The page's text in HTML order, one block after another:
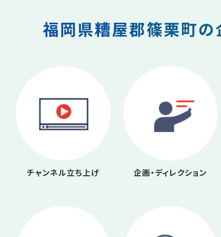
福岡県糟屋郡篠栗町の
チャンネル立ち上げ 企画・ディレクション